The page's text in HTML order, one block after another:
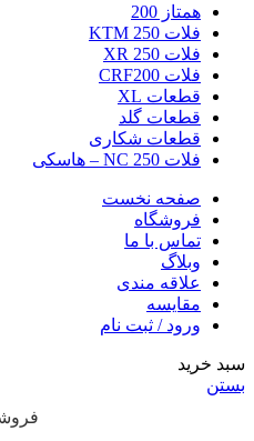
همتاز 200
فلات 250 KTM
فلات 250 XR
فلات CRF200
قطعات XL
قطعات گلد
قطعات شکاری
فلات NC 250 – هاسکی
صفحه نخست
فروشگاه
تماس با ما
وبلاگ
علاقه مندی
مقایسه
ورود / ثبت نام
سبد خرید
بستن